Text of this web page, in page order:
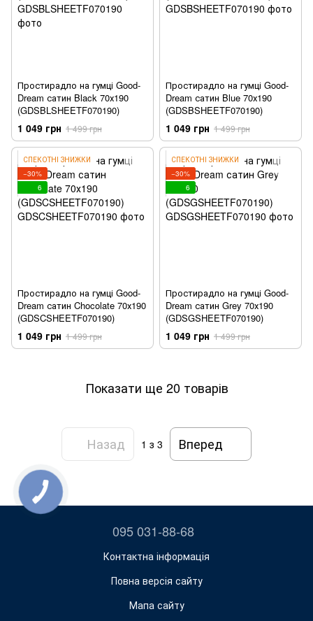
Простирадло на гумці Good-
Dream сатин Black 70х190
(GDSBLSHEETF070190)
1 049 грн 1 499 грн
Простирадло на гумці Good-
Dream сатин Blue 70х190
(GDSBSHEETF070190)
1 049 грн 1 499 грн
СПЕКОТНІ ЗНИЖКИ
−30%
6
Простирадло на гумці Good-
Dream сатин Chocolate 70х190
(GDSCSHEETF070190)
1 049 грн 1 499 грн
СПЕКОТНІ ЗНИЖКИ
−30%
6
Простирадло на гумці Good-
Dream сатин Grey 70х190
(GDSGSHEETF070190)
1 049 грн 1 499 грн
Показати ще 20 товарів
Назад 1 з 3 Вперед
095 031-88-68
Контактна інформація
Повна версія сайту
Мапа сайту